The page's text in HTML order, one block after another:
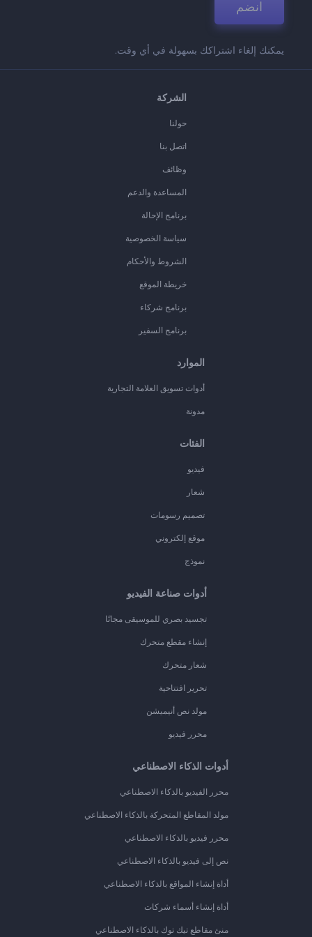
انضم
يمكنك إلغاء اشتراكك بسهولة في أي وقت.
الشركة
حولنا
اتصل بنا
وظائف
المساعدة والدعم
برنامج الإحالة
سياسة الخصوصية
الشروط والأحكام
خريطة الموقع
برنامج شركاء
برنامج السفير
الموارد
أدوات تسويق العلامة التجارية
مدونة
الفئات
فيديو
شعار
تصميم رسومات
موقع إلكتروني
نموذج
أدوات صناعة الفيديو
تجسيد بصري للموسيقى مجانًا
إنشاء مقطع متحرك
شعار متحرك
تحرير افتتاحية
مولد نص أنيميشن
محرر فيديو
أدوات الذكاء الاصطناعي
محرر الفيديو بالذكاء الاصطناعي
مولد المقاطع المتحركة بالذكاء الاصطناعي
محرر فيديو بالذكاء الاصطناعي
نص إلى فيديو بالذكاء الاصطناعي
أداة إنشاء المواقع بالذكاء الاصطناعي
أداة إنشاء أسماء شركات
منئ مقاطع تيك توك بالذكاء الاصطناعي